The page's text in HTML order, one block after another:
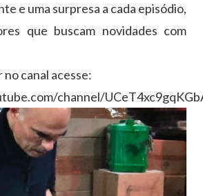
e uma surpresa a cada episódio,
que buscam novidades com
no canal acesse:
channel/